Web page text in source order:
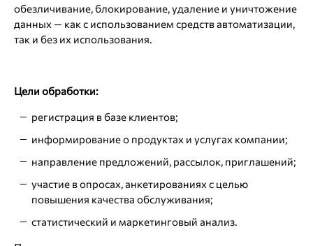
обезличивание, блокирование, удаление и уничтожение
данных — как с использованием средств автоматизации,
так и без их использования.
Цели обработки:
регистрация в базе клиентов;
информирование о продуктах и услугах компании;
направление предложений, рассылок, приглашений;
участие в опросах, анкетированиях с целью
повышения качества обслуживания;
статистический и маркетинговый анализ.